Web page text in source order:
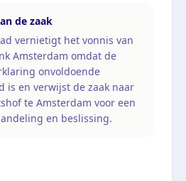
de zaak
vernietigt het vonnis van
Amsterdam omdat de
onvoldoende
is en verwijst de zaak naar
te Amsterdam voor een
en beslissing.